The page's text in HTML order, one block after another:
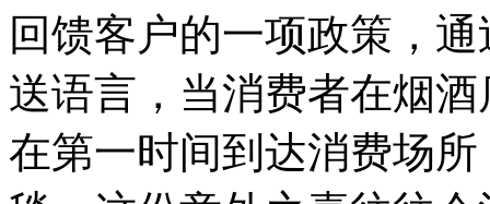
回馈客户的一项政策，
送语言，当消费者在烟
在第一时间到达消费场